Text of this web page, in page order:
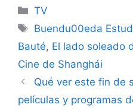
Categories
TV
Tags
Buendu00eda
Bauté, El lado soleado
Cine de Shanghái
Qué ver este fin de
películas y programas